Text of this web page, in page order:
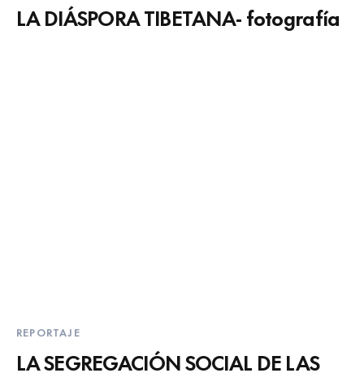
LA DIÁSPORA TIBETANA- fotografía
REPORTAJE
LA SEGREGACIÓN SOCIAL DE LAS